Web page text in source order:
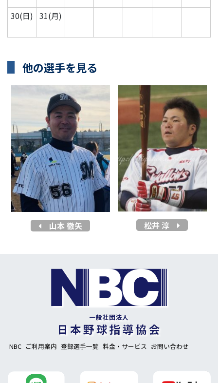
30(日) 31(月)
他の選手を見る
山本 徹矢 松井 淳
NBC ご利用案内 登録選手一覧 料金・サービス お問い合わせ